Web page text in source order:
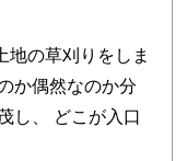
地の草刈りをしま
か偶然なのか分
し、 どこが入口